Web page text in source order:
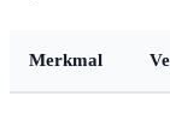
Merkmal